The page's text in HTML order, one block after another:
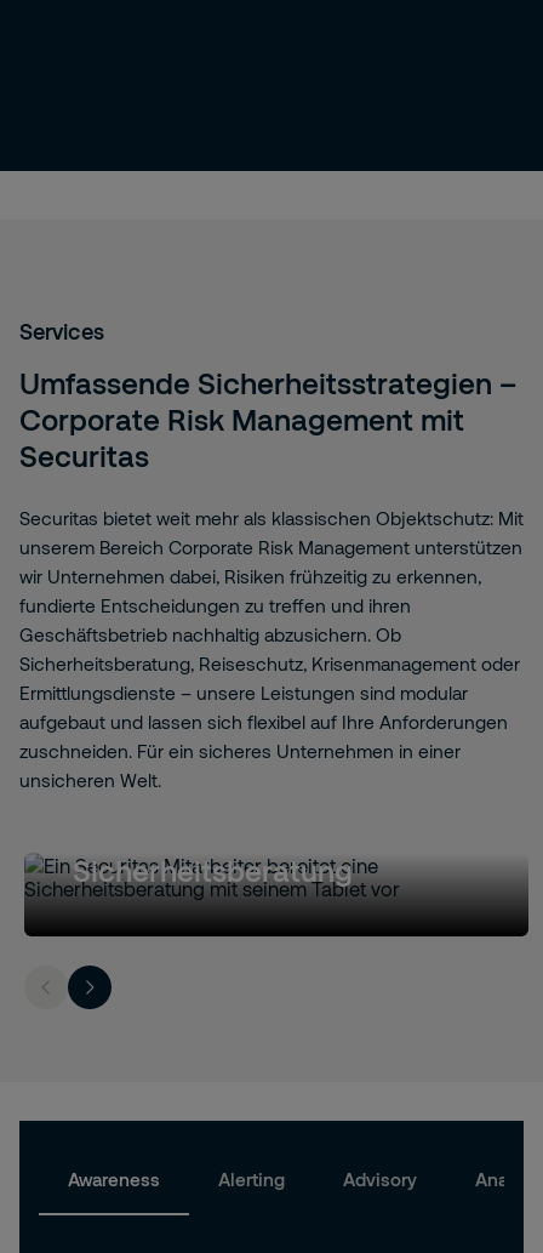
Services
Umfassende Sicherheitsstrategien –
Corporate Risk Management mit
Securitas
Securitas bietet weit mehr als klassischen Objektschutz: Mit
unserem Bereich Corporate Risk Management unterstützen
wir Unternehmen dabei, Risiken frühzeitig zu erkennen,
fundierte Entscheidungen zu treffen und ihren
Geschäftsbetrieb nachhaltig abzusichern. Ob
Sicherheitsberatung, Reiseschutz, Krisenmanagement oder
Ermittlungsdienste – unsere Leistungen sind modular
aufgebaut und lassen sich flexibel auf Ihre Anforderungen
zuschneiden. Für ein sicheres Unternehmen in einer
unsicheren Welt.
Sicherheitsberatung
Awareness Alerting Advisory Analyst